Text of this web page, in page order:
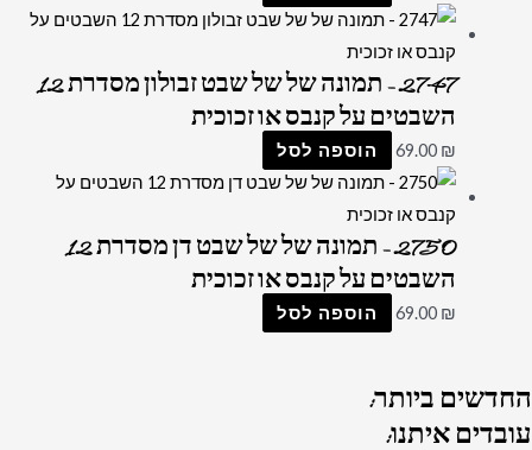
2747 – תמונה של של שבט זבולון מסדרת 12
השבטים על קנבס או זכוכית
69.00 ₪ הוספה לסל
2750 – תמונה של של שבט דן מסדרת 12
השבטים על קנבס או זכוכית
69.00 ₪ הוספה לסל
החדשיםביותר:
עובדיםאיתנו: